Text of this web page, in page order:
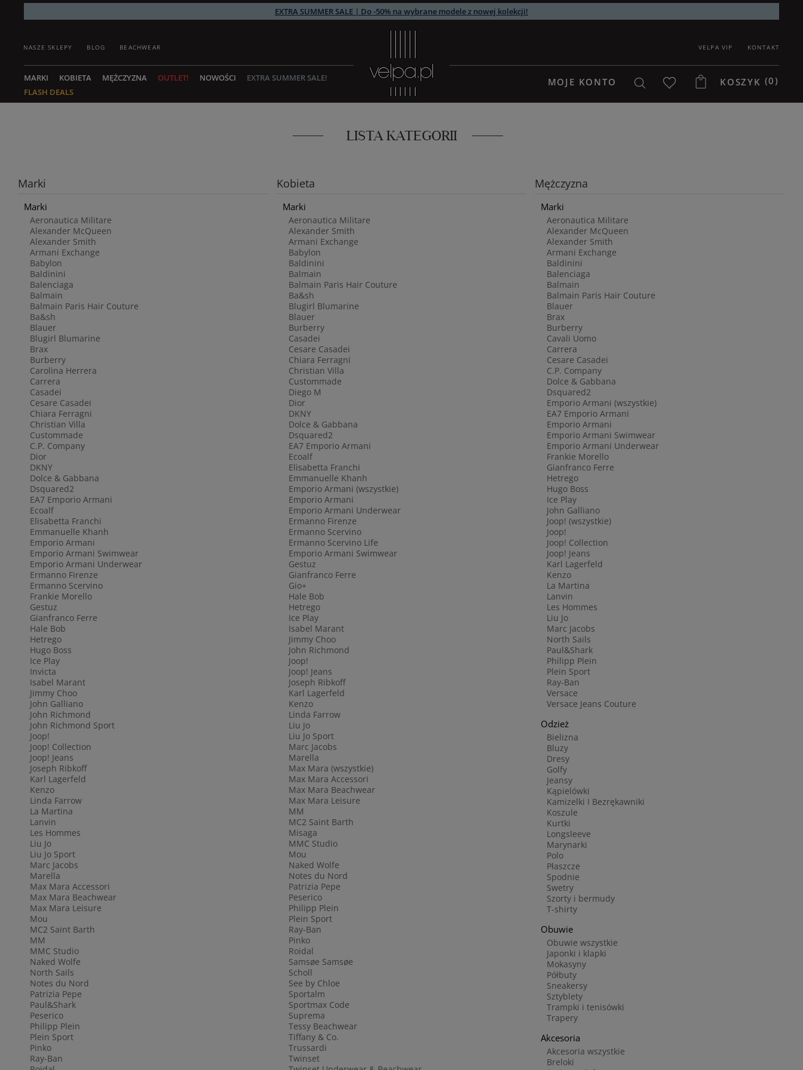
EXTRA SUMMER SALE | Do -50% na wybrane modele z nowej kolekcji!
NASZE SKLEPY BLOG BEACHWEAR KONTAKT
VELPA VIP
MARKI KOBIETA MĘŻCZYZNA OUTLET! NOWOŚCI
EXTRA SUMMER SALE!
FLASH DEALS
MOJE KONTO KOSZYK (0)
LISTA KATEGORII
Marki
Marki
Aeronautica Militare
Alexander McQueen
Alexander Smith
Armani Exchange
Babylon
Baldinini
Balenciaga
Balmain
Balmain Paris Hair Couture
Ba&sh
Blauer
Blugirl Blumarine
Brax
Burberry
Carolina Herrera
Carrera
Casadei
Cesare Casadei
Chiara Ferragni
Christian Villa
Custommade
C.P. Company
Dior
DKNY
Dolce & Gabbana
Dsquared2
EA7 Emporio Armani
Ecoalf
Elisabetta Franchi
Emmanuelle Khanh
Emporio Armani
Emporio Armani Swimwear
Emporio Armani Underwear
Ermanno Firenze
Ermanno Scervino
Frankie Morello
Gestuz
Gianfranco Ferre
Hale Bob
Hetrego
Hugo Boss
Ice Play
Invicta
Isabel Marant
Jimmy Choo
John Galliano
John Richmond
John Richmond Sport
Joop!
Joop! Collection
Joop! Jeans
Joseph Ribkoff
Karl Lagerfeld
Kenzo
Linda Farrow
La Martina
Lanvin
Les Hommes
Liu Jo
Liu Jo Sport
Marc Jacobs
Marella
Max Mara Accessori
Max Mara Beachwear
Max Mara Leisure
Mou
MC2 Saint Barth
MM
MMC Studio
Naked Wolfe
North Sails
Notes du Nord
Patrizia Pepe
Paul&Shark
Peserico
Philipp Plein
Plein Sport
Pinko
Ray-Ban
Kobieta
Marki
Aeronautica Militare
Alexander Smith
Armani Exchange
Babylon
Baldinini
Balmain
Balmain Paris Hair Couture
Ba&sh
Blugirl Blumarine
Blauer
Burberry
Casadei
Cesare Casadei
Chiara Ferragni
Christian Villa
Custommade
Diego M
Dior
DKNY
Dolce & Gabbana
Dsquared2
EA7 Emporio Armani
Ecoalf
Elisabetta Franchi
Emmanuelle Khanh
Emporio Armani (wszystkie)
Emporio Armani
Emporio Armani Underwear
Ermanno Firenze
Ermanno Scervino
Ermanno Scervino Life
Emporio Armani Swimwear
Gestuz
Gianfranco Ferre
Gio+
Hale Bob
Hetrego
Ice Play
Isabel Marant
Jimmy Choo
John Richmond
Joop!
Joop! Jeans
Joseph Ribkoff
Karl Lagerfeld
Kenzo
Linda Farrow
Liu Jo
Liu Jo Sport
Marc Jacobs
Marella
Max Mara (wszystkie)
Max Mara Accessori
Max Mara Beachwear
Max Mara Leisure
MM
MC2 Saint Barth
Misaga
MMC Studio
Mou
Naked Wolfe
Notes du Nord
Patrizia Pepe
Peserico
Philipp Plein
Plein Sport
Ray-Ban
Pinko
Roidal
Samsøe Samsøe
Scholl
See by Chloe
Sportalm
Sportmax Code
Suprema
Tessy Beachwear
Tiffany & Co.
Trussardi
Twinset
Mężczyzna
Marki
Aeronautica Militare
Alexander McQueen
Alexander Smith
Armani Exchange
Baldinini
Balenciaga
Balmain
Balmain Paris Hair Couture
Blauer
Brax
Burberry
Cavali Uomo
Carrera
Cesare Casadei
C.P. Company
Dolce & Gabbana
Dsquared2
Emporio Armani (wszystkie)
EA7 Emporio Armani
Emporio Armani
Emporio Armani Swimwear
Emporio Armani Underwear
Frankie Morello
Gianfranco Ferre
Hetrego
Hugo Boss
Ice Play
John Galliano
Joop! (wszystkie)
Joop!
Joop! Collection
Joop! Jeans
Karl Lagerfeld
Kenzo
La Martina
Lanvin
Les Hommes
Liu Jo
Marc Jacobs
North Sails
Paul&Shark
Philipp Plein
Plein Sport
Ray-Ban
Versace
Versace Jeans Couture
Odzież
Bielizna
Bluzy
Dresy
Golfy
Jeansy
Kąpielówki
Kamizelki I Bezrękawniki
Koszule
Kurtki
Longsleeve
Marynarki
Polo
Płaszcze
Spodnie
Swetry
Szorty i bermudy
T-shirty
Obuwie
Obuwie wszystkie
Japonki i klapki
Mokasyny
Półbuty
Sneakersy
Sztyblety
Trampki i tenisówki
Trapery
Akcesoria
Akcesoria wszystkie
Breloki